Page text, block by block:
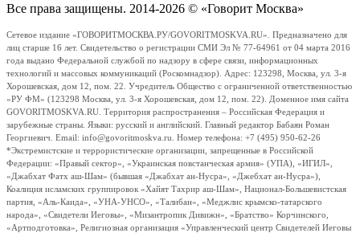
Все права защищены. 2014-2026 © «Говорит Москва»
Сетевое издание «ГОВОРИТМОСКВА.РУ/GOVORITMOSKVA.RU». Предназначено для
лиц старше 16 лет. Свидетельство о регистрации СМИ Эл № 77-64961 от 04 марта 2016
года выдано Федеральной службой по надзору в сфере связи, информационных
технологий и массовых коммуникаций (Роскомнадзор). Адрес: 123298, Москва, ул. 3-я
Хорошевская, дом 12, пом. 22. Учредитель Общество с ограниченной ответственностью
«РУ ФМ» (123298 Москва, ул. 3-я Хорошевская, дом 12, пом. 22). Доменное имя сайта
GOVORITMOSKVA.RU. Территория распространения – Российская Федерация и
зарубежные страны. Языки: русский и английский. Главный редактор Бабаян Роман
Георгиевич. Email: info@govoritmoskva.ru. Номер телефона: +7 (495) 950-62-26
*Экстремистские и террористические организации, запрещенные в Российской
Федерации: «Правый сектор», «Украинская повстанческая армия» (УПА), «ИГИЛ»,
«Джабхат Фатх аш-Шам» (бывшая «Джабхат ан-Нусра», «Джебхат ан-Нусра»),
Коалиция исламских группировок «Хайят Тахрир аш-Шам», Национал-Большевистская
партия, «Аль-Каида», «УНА-УНСО», «Талибан», «Меджлис крымско-татарского
народа», «Свидетели Иеговы», «Мизантропик Дивижн», «Братство» Корчинского,
«Артподготовка», Религиозная организация «Управленческий центр Свидетелей Иеговы